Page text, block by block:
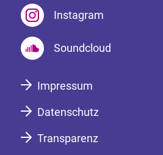
Instagram
Soundcloud
Impressum
Datenschutz
Transparenz